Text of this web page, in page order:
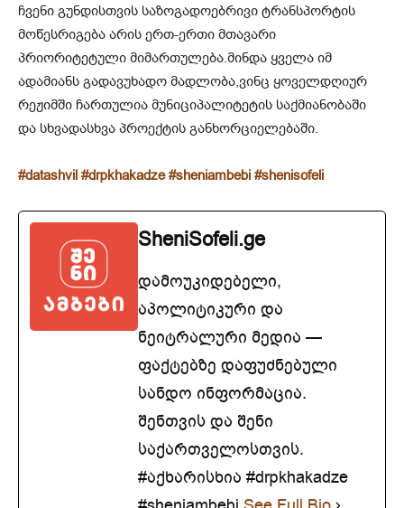
ჩვენი გუნდისთვის საზოგადოებრივი ტრანსპორტის
მოწესრიგება არის ერთ-ერთი მთავარი
პრიორიტეტული მიმართულება.მინდა ყველა იმ
ადამიანს გადავუხადო მადლობა,ვინც ყოველდღიურ
რეჟიმში ჩართულია მუნიციპალიტეტის საქმიანობაში
და სხვადასხვა პროექტის განხორციელებაში.
#datashvil #drpkhakadze #sheniambebi #shenisofeli
SheniSofeli.ge
დამოუკიდებელი,
აპოლიტიკური და
ნეიტრალური მედია —
ფაქტებზე დაფუძნებული
სანდო ინფორმაცია.
შენთვის და შენი
საქართველოსთვის.
#აქხარისხია #drpkhakadze